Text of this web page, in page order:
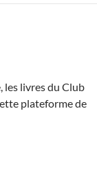
les livres du Club
plateforme de